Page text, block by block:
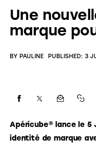
Food’Life
Une
marque
BY PAULINE PUBLISHED: 3
Apéricube® lance le 5
identité de marque